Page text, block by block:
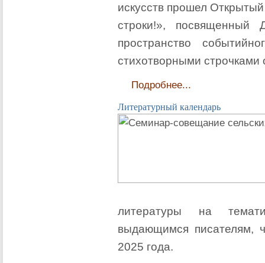
искусств прошел
строки!», посвященный
пространство
стихотворными
Подробнее...
Литературный календарь
литературы на
выдающимся писателям,
2025 года.